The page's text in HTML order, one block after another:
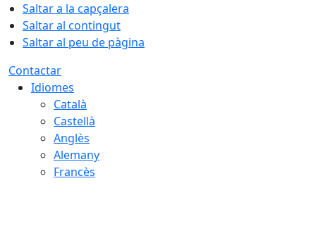
Saltar a la capçalera
Saltar al contingut
Saltar al peu de pàgina
Contactar
Idiomes
Català
Castellà
Anglès
Alemany
Francès